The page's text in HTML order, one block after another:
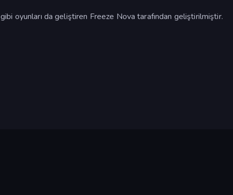
gibi oyunları da geliştiren Freeze Nova tarafından geliştirilmiştir.